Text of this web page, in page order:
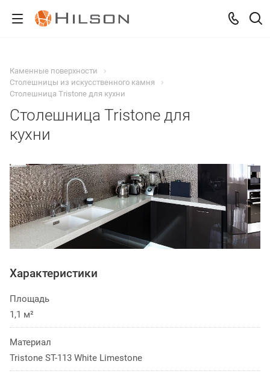
Каменные поверхности
Столешницы из искусственного камня
Столешница Tristone для кухни
Столешница Tristone для
кухни
Характеристики
Площадь
1,1 м²
Материал
Tristone ST-113 White Limestone